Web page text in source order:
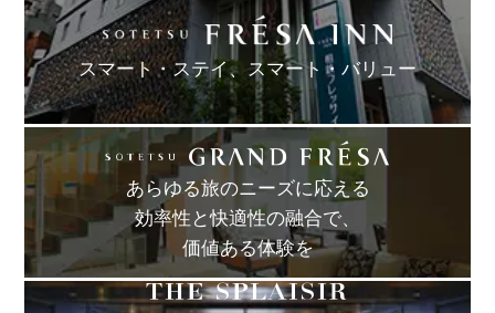
スマート・ステイ、 スマート・バリュー
あらゆる旅のニーズに応える
効率性と快適性の融合で、
価値ある体験を